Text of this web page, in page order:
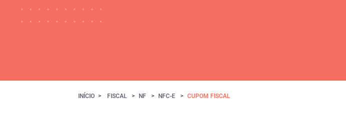
INÍCIO FISCAL NF NFC-E CUPOM FISCAL